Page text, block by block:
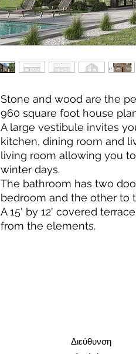
Stone and wood are the
960 square foot house
A large vestibule invites
kitchen, dining room and
living room allowing you
winter days.
The bathroom has two
bedroom and the other to
A 15' by 12' covered
from the elements.
Διεύθυνση​